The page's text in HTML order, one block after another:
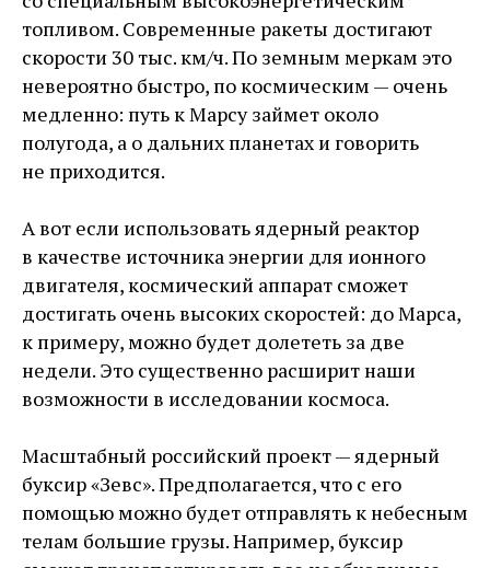
топливом. Современные ракеты достигают
скорости 30 тыс. км/ч. По земным меркам это
невероятно быстро, по космическим — ​очень
медленно: путь к Марсу займет около
полугода, а о дальних планетах и говорить
не приходится.
А вот если использовать ядерный реактор
в качестве источника энергии для ионного
двигателя, космический аппарат сможет
достигать очень высоких скоростей: до Марса,
к примеру, можно будет долететь за две
недели. Это существенно расширит наши
возможности в исследовании космоса.
Масштабный российский проект — ​ядерный
буксир «Зевс». Предполагается, что с его
помощью можно будет отправлять к небесным
телам большие грузы. Например, буксир